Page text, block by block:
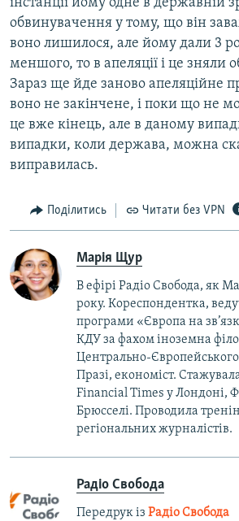
обвинувачення у тому, що він
воно лишилося, але йому дали 3
меншого, то в апеляції і це зняли
Зараз ще йде заново апеляційне
воно не закінчене, і поки що не
це вже кінець, але в даному
випадки, коли держава, можна
виправилась.
Поділитись Читати без VPN
Марія Щур
В ефірі Радіо Свобода, як
року. Кореспондентка,
програми «Європа на
КДУ за фахом іноземна
Центрально-Європейського
Празі, економіст.
Financial Times у Лондоні,
Брюсселі. Проводила
регіональних журналістів.
Радіо Свобода
Передрук із Радіо Свобода